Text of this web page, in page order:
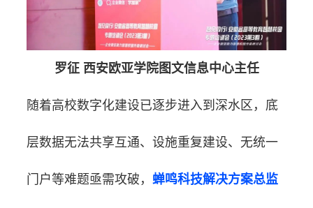
罗征 西安欧亚学院图文信息中心主任
随着高校数字化建设已逐步进入到深水区，底
层数据无法共享互通、设施重复建设、无统一
门户等难题亟需攻破，蝉鸣科技解决方案总监